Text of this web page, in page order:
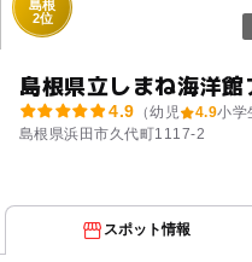
島根
2位
島根県立しまね海洋館
4.9 （幼児 4.9小学
島根県浜田市久代町1117-2
スポット情報